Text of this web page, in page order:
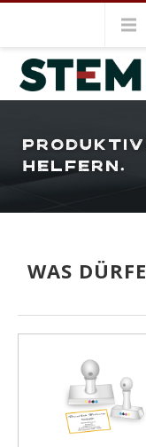
HELFERN.
WAS